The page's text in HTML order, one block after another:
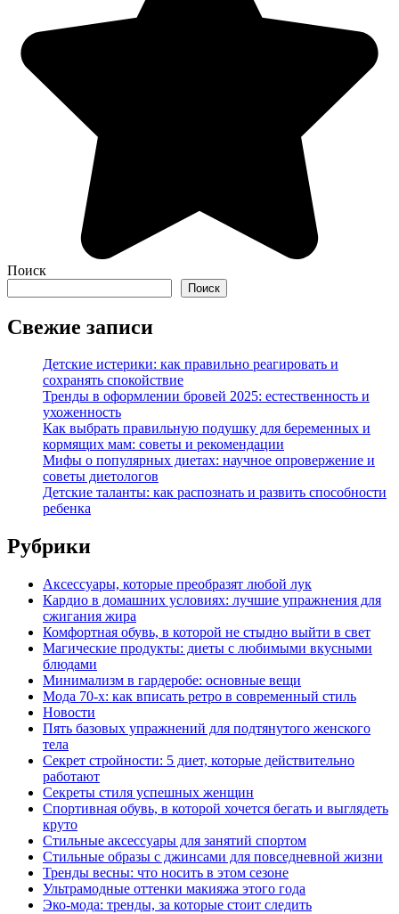
Поиск
Поиск
Свежие записи
Детские истерики: как правильно реагировать и
сохранять спокойствие
Тренды в оформлении бровей 2025: естественность и
ухоженность
Как выбрать правильную подушку для беременных и
кормящих мам: советы и рекомендации
Мифы о популярных диетах: научное опровержение и
советы диетологов
Детские таланты: как распознать и развить способности
ребенка
Рубрики
Аксессуары, которые преобразят любой лук
Кардио в домашних условиях: лучшие упражнения для
сжигания жира
Комфортная обувь, в которой не стыдно выйти в свет
Магические продукты: диеты с любимыми вкусными
блюдами
Минимализм в гардеробе: основные вещи
Мода 70-х: как вписать ретро в современный стиль
Новости
Пять базовых упражнений для подтянутого женского
тела
Секрет стройности: 5 диет, которые действительно
работают
Секреты стиля успешных женщин
Спортивная обувь, в которой хочется бегать и выглядеть
круто
Стильные аксессуары для занятий спортом
Стильные образы с джинсами для повседневной жизни
Тренды весны: что носить в этом сезоне
Ультрамодные оттенки макияжа этого года
Эко-мода: тренды, за которые стоит следить